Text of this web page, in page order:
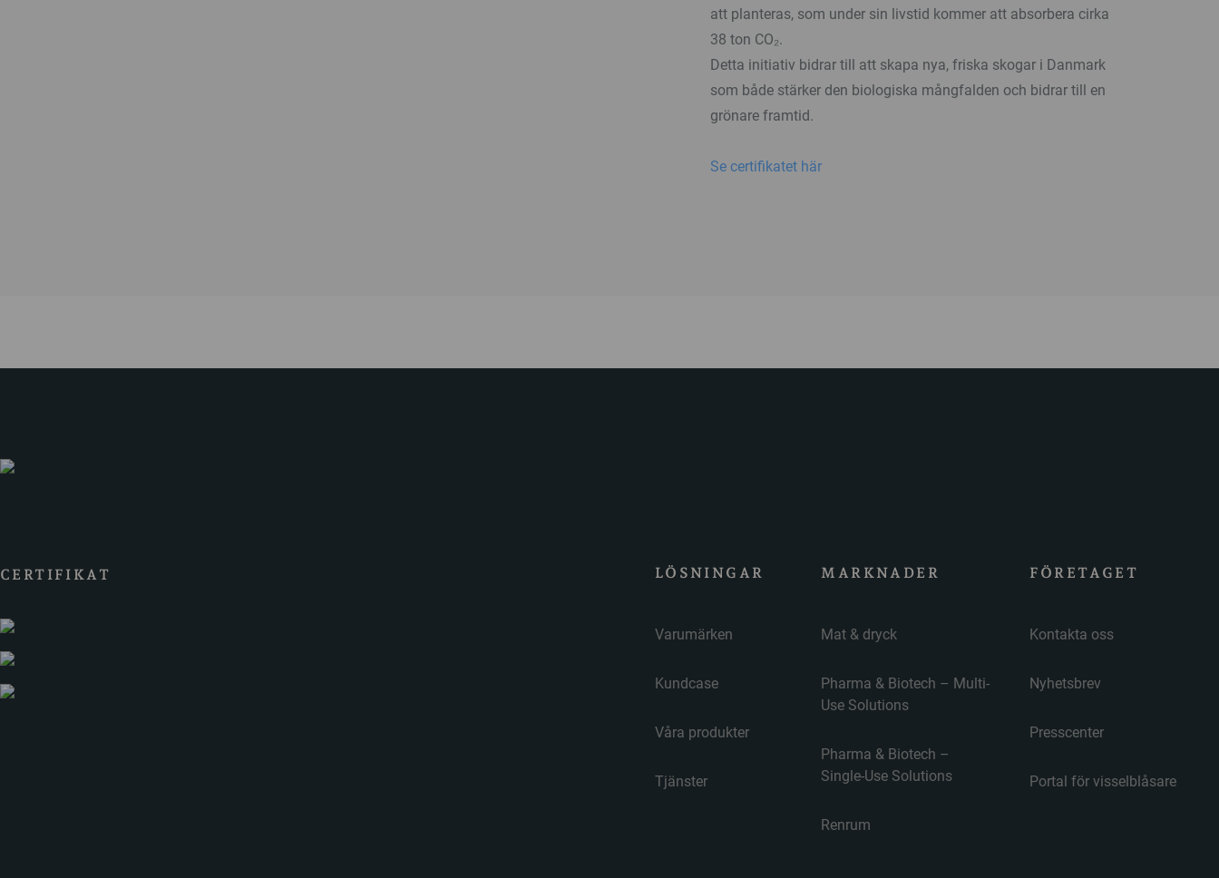
att planteras, som under sin livstid kommer att absorbera cirka
38 ton CO₂.
Detta initiativ bidrar till att skapa nya, friska skogar i Danmark
som både stärker den biologiska mångfalden och bidrar till en
grönare framtid.
Se certifikatet här
CERTIFIKAT LÖSNINGAR
Varumärken
Kundcase
Våra produkter
Tjänster
MARKNADER
Mat & dryck
Pharma & Biotech – Multi-
Use Solutions
Pharma & Biotech –
Single-Use Solutions
Renrum
FÖRETAGET
Kontakta oss
Nyhetsbrev
Presscenter
Portal för visselblåsare